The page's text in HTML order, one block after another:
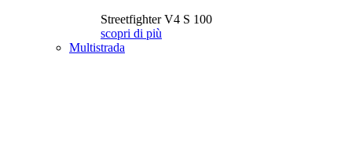
Streetfighter V4 S 100
scopri di più
Multistrada